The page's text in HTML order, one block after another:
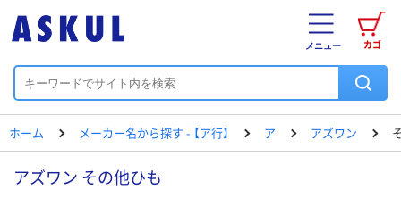
カゴ
メニュー
ホーム メーカー名から探す - 【ア行】 ア アズワン
アズワン その他ひも